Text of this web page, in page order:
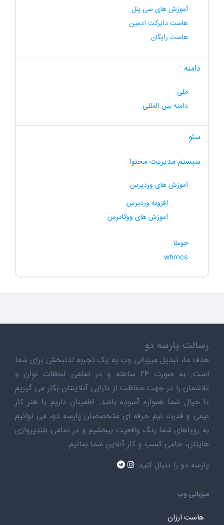
آموزش های سی پنل
هاست دایرکت ادمین
هاست رایگان
دامنه
ملی
دامنه بین المللی
سئو
سیستم مدیریت محتوا
آموزش های وردپرس
افزونه وردپرس
آموزش های ووکامرس
جوملا
whmcs
رسالت پارسه دو
هدف ما، تبدیل میزبانی وب به یک تجربه لذتبخش برای شما
است. به صورت ۲۴ ساعته و در تمامی لحظات توان و
تلاشمان را در جهت حفاظت از دارایی آنلاینتان بکار می گیریم
تا خیال شما همواره آسوده باشد. اطمینان داریم با هنر کار
تیمی و قدرت تیم حرفه ای متخصصان پارسه دو، می توانیم
به رویاهای شما رنگ واقعیت ببخشیم و در تمامی بلندپروازی
هایتان، حامی کسب و کار آنلاین شما بمانیم.
پارسه دو را دنبال کنید:
میزبانی وب
هاست ارزان